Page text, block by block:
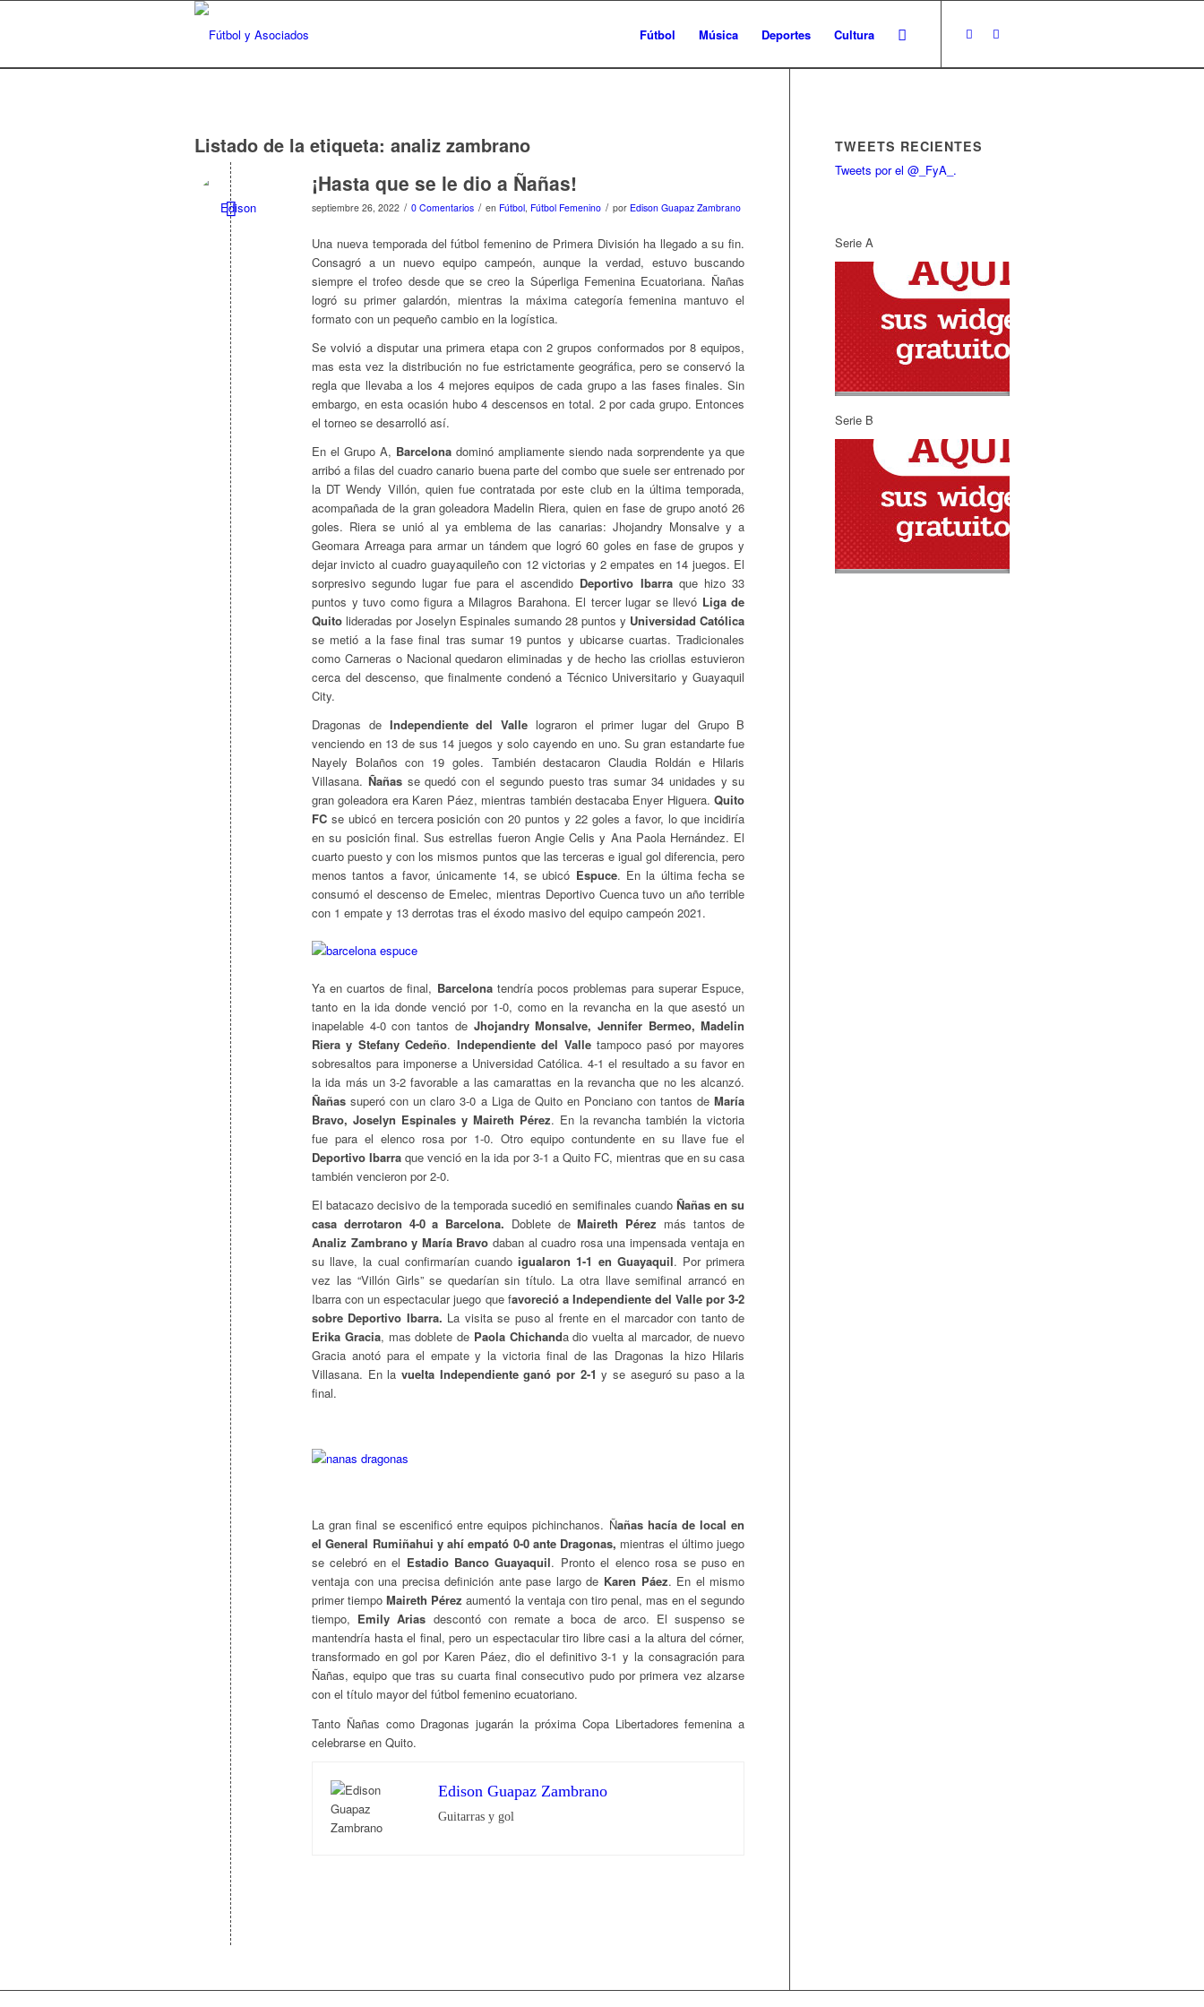
Fútbol Música Deportes Cultura
Listado de la etiqueta: analiz zambrano
¡Hasta que se le dio a Ñañas!
septiembre 26, 2022 / 0 Comentarios / en Fútbol, Fútbol Femenino / por Edison Guapaz Zambrano
Una nueva temporada del fútbol femenino de Primera División ha llegado a su fin.
Consagró a un nuevo equipo campeón, aunque la verdad, estuvo buscando
siempre el trofeo desde que se creo la Súperliga Femenina Ecuatoriana. Ñañas
logró su primer galardón, mientras la máxima categoría femenina mantuvo el
formato con un pequeño cambio en la logística.
Se volvió a disputar una primera etapa con 2 grupos conformados por 8 equipos,
mas esta vez la distribución no fue estrictamente geográfica, pero se conservó la
regla que llevaba a los 4 mejores equipos de cada grupo a las fases finales. Sin
embargo, en esta ocasión hubo 4 descensos en total. 2 por cada grupo. Entonces
el torneo se desarrolló así.
En el Grupo A, Barcelona dominó ampliamente siendo nada sorprendente ya que
arribó a filas del cuadro canario buena parte del combo que suele ser entrenado por
la DT Wendy Villón, quien fue contratada por este club en la última temporada,
acompañada de la gran goleadora Madelin Riera, quien en fase de grupo anotó 26
goles. Riera se unió al ya emblema de las canarias: Jhojandry Monsalve y a
Geomara Arreaga para armar un tándem que logró 60 goles en fase de grupos y
dejar invicto al cuadro guayaquileño con 12 victorias y 2 empates en 14 juegos. El
sorpresivo segundo lugar fue para el ascendido Deportivo Ibarraque hizo 33
puntos y tuvo como figura a Milagros Barahona. El tercer lugar se llevó Liga de
Quito lideradas por Joselyn Espinales sumando 28 puntos y Universidad Católica
se metió a la fase final tras sumar 19 puntos y ubicarse cuartas. Tradicionales
como Carneras o Nacional quedaron eliminadas y de hecho las criollas estuvieron
cerca del descenso, que finalmente condenó a Técnico Universitario y Guayaquil
City.
Dragonas de Independiente del Valle lograron el primer lugar del Grupo B
venciendo en 13 de sus 14 juegos y solo cayendo en uno. Su gran estandarte fue
Nayely Bolaños con 19 goles. También destacaron Claudia Roldán e Hilaris
Villasana. Ñañasse quedó con el segundo puesto tras sumar 34 unidades y su
gran goleadora era Karen Páez, mientras también destacaba Enyer Higuera.Quito
FC se ubicó en tercera posición con 20 puntos y 22 goles a favor, lo que incidiría
en su posición final. Sus estrellas fueron Angie Celis y Ana Paola Hernández. El
cuarto puesto y con los mismos puntos que las terceras e igual gol diferencia, pero
menos tantos a favor, únicamente 14, se ubicó Espuce. En la última fecha se
consumó el descenso de Emelec, mientras Deportivo Cuenca tuvo un año terrible
con 1 empate y 13 derrotas tras el éxodo masivo del equipo campeón 2021.
Ya en cuartos de final, Barcelonatendría pocos problemas para superar Espuce,
tanto en la ida donde venció por 1-0, como en la revancha en la que asestó un
inapelable 4-0 con tantos de Jhojandry Monsalve, Jennifer Bermeo, Madelin
Riera y Stefany Cedeño. Independiente del Valletampoco pasó por mayores
sobresaltos para imponerse a Universidad Católica. 4-1 el resultado a su favor en
la ida más un 3-2 favorable a las camarattas en la revancha que no les alcanzó.
Ñañas superó con un claro 3-0 a Liga de Quito en Ponciano con tantos deMaría
Bravo, Joselyn Espinales y Maireth Pérez. En la revancha también la victoria
fue para el elenco rosa por 1-0. Otro equipo contundente en su llave fue el
Deportivo Ibarra que venció en la ida por 3-1 a Quito FC, mientras que en su casa
también vencieron por 2-0.
El batacazo decisivo de la temporada sucedió en semifinales cuando Ñañas en su
casa derrotaron 4-0 a Barcelona. Doblete deMaireth Pérez más tantos de
Analiz Zambrano y María Bravo daban al cuadro rosa una impensada ventaja en
su llave, la cual confirmarían cuandoigualaron 1-1 en Guayaquil. Por primera
vez las “Villón Girls” se quedarían sin título. La otra llave semifinal arrancó en
Ibarra con un espectacular juego que favoreció a Independiente del Valle por 3-2
sobre Deportivo Ibarra. La visita se puso al frente en el marcador con tanto de
Erika Gracia, mas doblete de Paola Chichanda dio vuelta al marcador, de nuevo
Gracia anotó para el empate y la victoria final de las Dragonas la hizo Hilaris
Villasana. En la vuelta Independiente ganó por 2-1 y se aseguró su paso a la
final.
La gran final se escenificó entre equipos pichinchanos. Ñañas hacía de local en
el General Rumiñahui y ahí empató 0-0 ante Dragonas, mientras el último juego
se celebró en el Estadio Banco Guayaquil. Pronto el elenco rosa se puso en
ventaja con una precisa definición ante pase largo de Karen Páez. En el mismo
primer tiempoMaireth Pérez aumentó la ventaja con tiro penal, mas en el segundo
tiempo, Emily Arias descontó con remate a boca de arco. El suspenso se
mantendría hasta el final, pero un espectacular tiro libre casi a la altura del córner,
transformado en gol por Karen Páez, dio el definitivo 3-1 y la consagración para
Ñañas, equipo que tras su cuarta final consecutivo pudo por primera vez alzarse
con el título mayor del fútbol femenino ecuatoriano.
Tanto Ñañas como Dragonas jugarán la próxima Copa Libertadores femenina a
celebrarse en Quito.
Edison Guapaz Zambrano
Guitarras y gol
TWEETS RECIENTES
Tweets por el @_FyA_.
Serie A
Serie B